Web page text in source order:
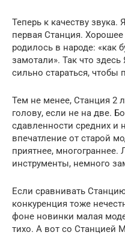
Теперь к качеству
первая Станция.
родилось в народе: «как
замотали». Так что
сильно стараться,
Тем не менее, Станция 2
голову, если не на две.
сдавленности средних и
впечатление от старой
приятнее,
инструменты, немного
Если сравнивать
конкуренция тоже
фоне новинки малая
тихо. А вот со Станцией